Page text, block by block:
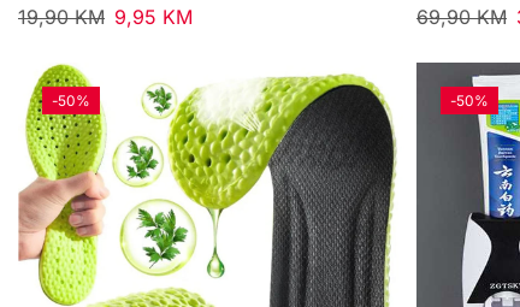
19,90KM 9,95 KM 69,90KM
-50% -50%